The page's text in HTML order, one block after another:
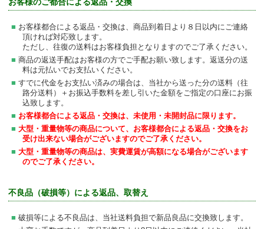
お客様都合による返品・交換は、商品到着日より８日以内にご連絡
頂ければ対応致します。
ただし、往復の送料はお客様負担となりますのでご了承ください。
商品の返送手配はお客様の方でご手配お願い致します。返送分の送
料は元払いでお支払いください。
すでに代金をお支払い済みの場合は、当社から送った分の送料（往
路分送料）＋お振込手数料を差し引いた金額をご指定の口座にお振
込致します。
お客様都合による返品・交換は、未使用・未開封品に限ります。
大型・重量物等の商品について、お客様都合による返品・交換をお
受け出来ない場合がございますのでご了承ください。
大型・重量物等の商品は、実費運賃が高額になる場合がございます
のでご了承ください。
不良品（破損等）による返品、取替え
破損等による不良品は、当社送料負担で新品良品に交換致します。